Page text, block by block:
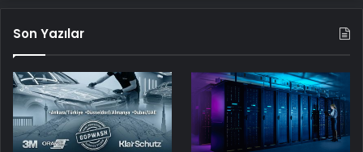
Son Yazılar